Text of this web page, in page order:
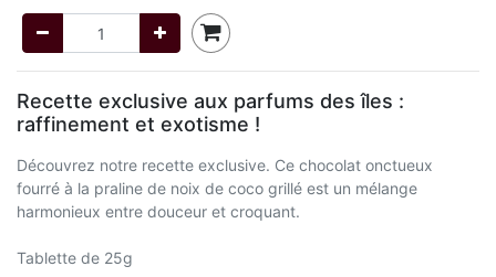
Recette exclusive aux parfums des îles :
raffinement et exotisme !
Découvrez notre recette exclusive. Ce chocolat onctueux
fourré à la praline de noix de coco grillé est un mélange
harmonieux entre douceur et croquant.
Tablette de 25g